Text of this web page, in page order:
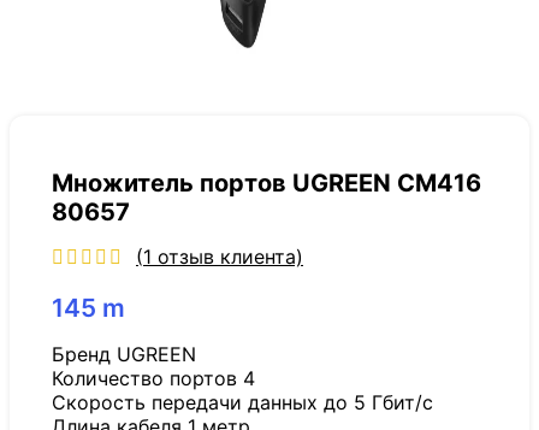
Множитель портов UGREEN CM416
80657
(1 отзыв клиента)
145 m
Бренд UGREEN
Количество портов 4
Скорость передачи данных до 5 Гбит/с